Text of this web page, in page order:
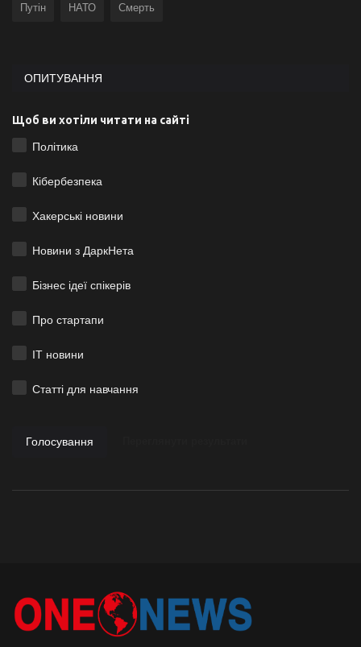
Путін НАТО Смерть
ОПИТУВАННЯ
Щоб ви хотіли читати на сайті
Політика
Кібербезпека
Хакерські новини
Новини з ДаркНета
Бізнес ідеї спікерів
Про стартапи
ІТ новини
Статті для навчання
Голосування